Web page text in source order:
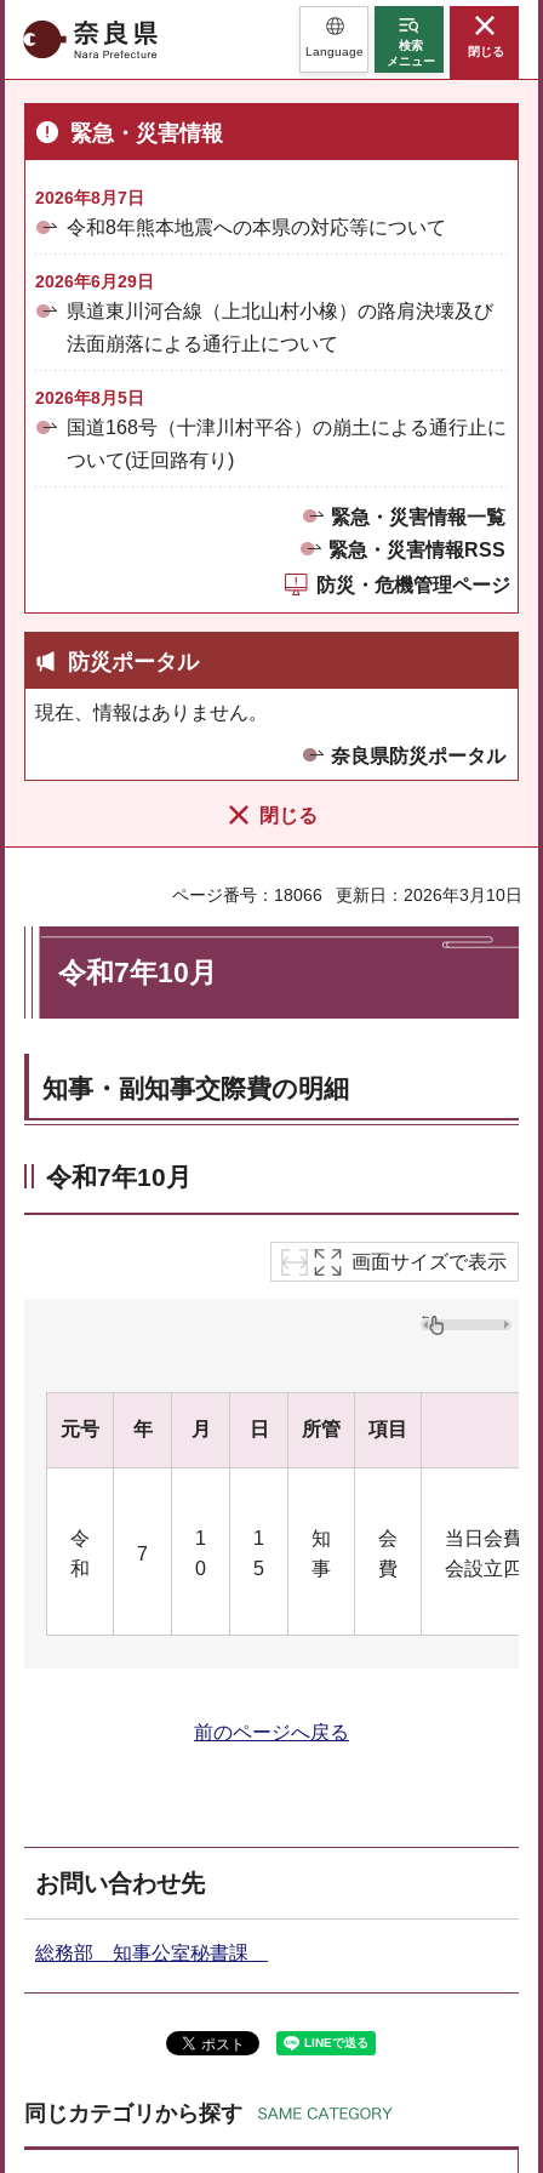
奈良県 Language
検索
メニュー
閉じる
緊急・災害情報
2026年8月7日
令和8年熊本地震への本県の対応等について
2026年6月29日
県道東川河合線（上北山村小橡）の路肩決壊及び
法面崩落による通行止について
2026年8月5日
国道168号（十津川村平谷）の崩土による通行止に
ついて(迂回路有り)
緊急・災害情報一覧
緊急・災害情報RSS
防災・危機管理ページ
防災ポータル
現在、情報はありません。
奈良県防災ポータル
閉じる
ページ番号：18066 更新日：2026年3月10日
令和7年10月
知事・副知事交際費の明細
令和7年10月
画面サイズで表示
元号 年 月 日 所管 項目
令
和
7
1
0
1
5
知
事
会
費
当日会費
会設立四
前のページへ戻る
お問い合わせ先
総務部 知事公室秘書課
同じカテゴリから探す